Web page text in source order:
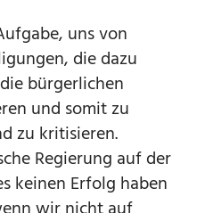
uns von
die dazu
bürgerlichen
und somit zu
zu kritisieren.
Regierung auf der
keinen Erfolg haben